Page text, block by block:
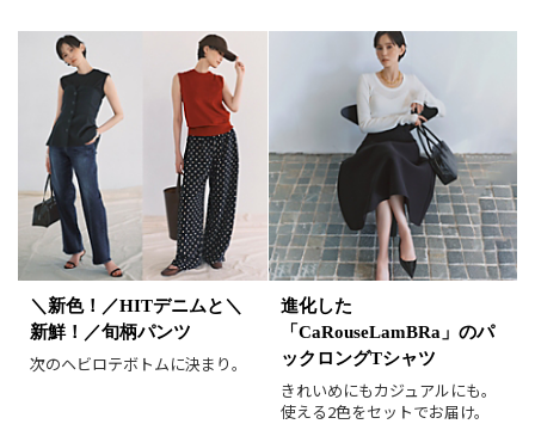
ホワイト ブラック
グレー
ベージュ
ブラウン
オレンジ
イエロー
レッド
ピンク
パープル
グリーン
ブルー
ゴールド
シルバー マルチ
＼新色！／HITデニムと＼
新鮮！／旬柄パンツ
次のヘビロテボトムに決まり。
進化した
「CaRouseLamBRa」のパ
ックロングTシャツ
きれいめにもカジュアルにも。
使える2色をセットでお届け。